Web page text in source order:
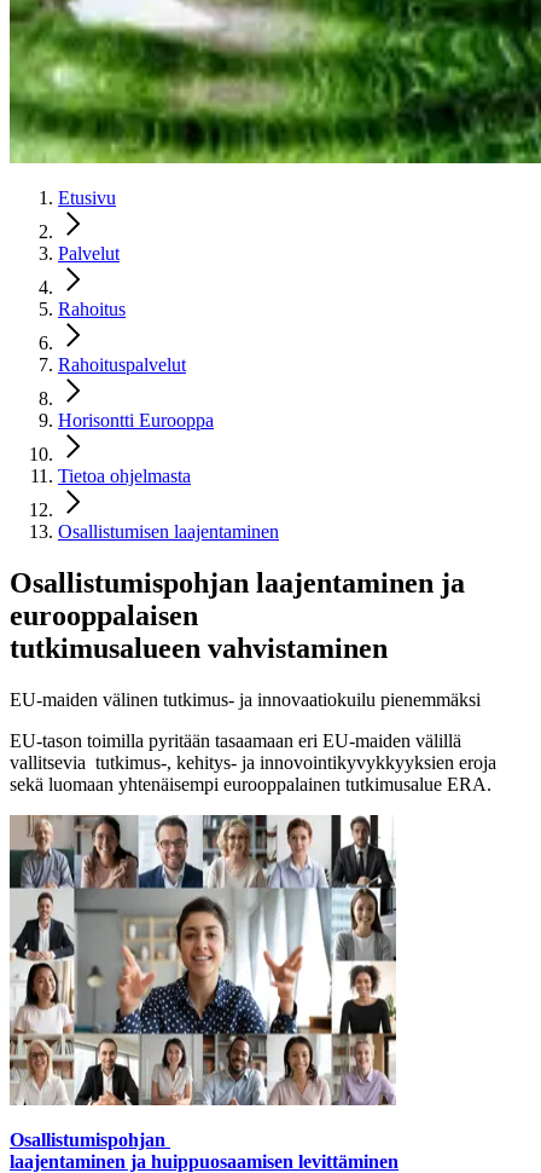
Etusivu
Palvelut
Rahoitus
Rahoituspalvelut
Horisontti Eurooppa
Tietoa ohjelmasta
Osallistumisen laajentaminen
Osallistumispohjan laajentaminen ja
eurooppalaisen
tutkimusalueen vahvistaminen
EU-maiden välinen tutkimus- ja innovaatiokuilu pienemmäksi
EU-tason toimilla pyritään tasaamaan eri EU-maiden välillä
vallitsevia tutkimus-, kehitys- ja innovointikyvykkyyksien eroja
sekä luomaan yhtenäisempi eurooppalainen tutkimusalue ERA.
Osallistumispohjan
laajentaminen ja huippuosaamisen levittäminen